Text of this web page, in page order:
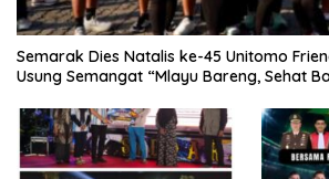
Semarak Dies Natalis ke-45 Unitomo
Usung Semangat “Mlayu Bareng, Sehat